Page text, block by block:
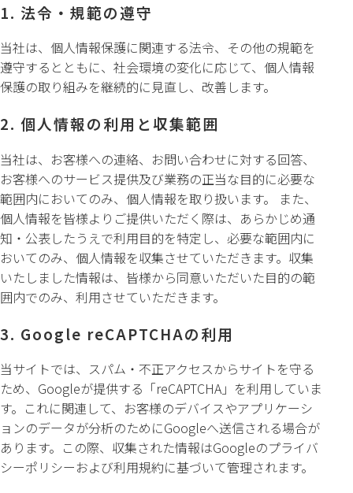
1. 法令・規範の遵守
当社は、個人情報保護に関連する法令、その他の規範を
遵守するとともに、社会環境の変化に応じて、個人情報
保護の取り組みを継続的に見直し、改善します。
2. 個人情報の利用と収集範囲
当社は、お客様への連絡、お問い合わせに対する回答、
お客様へのサービス提供及び業務の正当な目的に必要な
範囲内においてのみ、個人情報を取り扱います。 また、
個人情報を皆様よりご提供いただく際は、あらかじめ通
知・公表したうえで利用目的を特定し、必要な範囲内に
おいてのみ、個人情報を収集させていただきます。収集
いたしました情報は、皆様から同意いただいた目的の範
囲内でのみ、利用させていただきます。
3. Google reCAPTCHAの利用
当サイトでは、スパム・不正アクセスからサイトを守る
ため、Googleが提供する「reCAPTCHA」を利用していま
す。これに関連して、お客様のデバイスやアプリケーシ
ョンのデータが分析のためにGoogleへ送信される場合が
あります。この際、収集された情報はGoogleのプライバ
シーポリシーおよび利用規約に基づいて管理されます。